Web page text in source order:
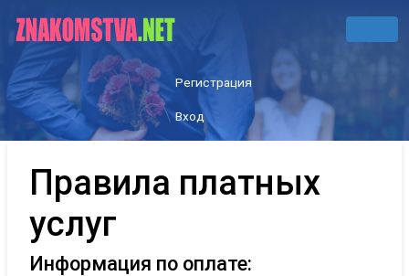
Регистрация
Вход
Правила платных
услуг
Информация по оплате: